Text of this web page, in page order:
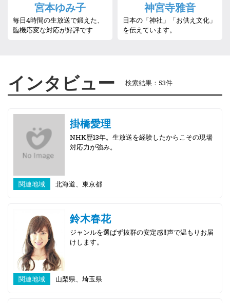
宮本ゆみ子
毎日4時間の生放送で鍛えた、
臨機応変な対応が好評です
神宮寺雅音
日本の「神社」「お供え文化」
を伝えています。
インタビュー 検索結果：53件
掛橋愛理
NHK歴13年。生放送を経験したからこその現場
対応力が強み。
関連地域 北海道、東京都
鈴木春花
ジャンルを選ばず抜群の安定感‼声で温もりお届
けします。
関連地域 山梨県、埼玉県